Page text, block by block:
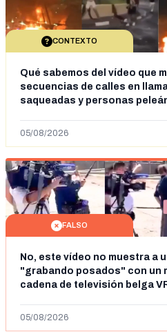
CONTEXTO
Qué sabemos del vídeo que
secuencias de calles en
saqueadas y personas
situación irregular a Ceuta
05/08/2026
FALSO
No, este vídeo no muestra a
"grabando posados" con un
cadena de televisión belga
05/08/2026